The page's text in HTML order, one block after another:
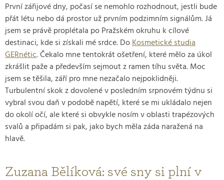
První zářijové dny, počasí se nemohlo rozhodnout, jestli bude
přát létu nebo dá prostor už prvním podzimním signálům. Já
jsem se právě proplétala po Pražském okruhu k cílové
destinaci, kde si získali mé srdce. DoKosmetické studia
GERnétic. Čekalo mne tentokrát ošetření, které mělo za úkol
zkrášlit paže a především sejmout z ramen tíhu světa. Moc
jsem se těšila, září pro mne nezačalo nejpoklidněji.
Turbulentní skok z dovolené v posledním srpnovém týdnu si
vybral svou daň v podobě napětí, které se mi ukládalo nejen
do okolí očí, ale které si obvykle nosím v oblasti trapézových
svalů a připadám si pak, jako bych měla záda naražená na
hlavě.
Zuzana Bělíková: své sny si plní v